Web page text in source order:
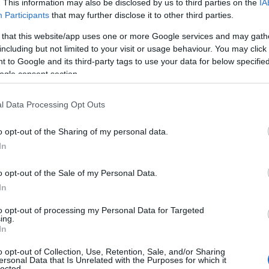
This information may also be disclosed by us to third parties on the
Participants that may further disclose it to other third parties.
that this website/app uses one or more Google services and may
but not limited to your visit or usage behaviour. You may
to Google and its third-party tags to use your data for below
consent section.
Data Processing Opt Outs
opt-out of the Sharing of my personal data.
opt-out of the Sale of my Personal Data.
opt-out of processing my Personal Data for Targeted
opt-out of Collection, Use, Retention, Sale, and/or Sharing
Data that Is Unrelated with the Purposes for which it
ridimensionamento dell’ospedale – ha
a persistere la carenza sia del personale
3 posti nel reparto di medicina, altrettanti
che di quello paramedico”.
“il reparto Dialisi, dotato di otto
stato neanche sostituito l’unico medico
in quiescenza), nonostante
amplificarsi in vista dell’arrivo dei
la consigliera regionale – devono
dimensionata alle esigenze del
abbia ripreso la sua totale
Cuccu chiede anche che venga